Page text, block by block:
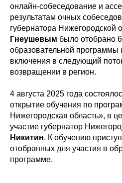
онлайн-собеседование и
результатам очных
губернатора Нижегородской
Гнеушевым было отобрано
образовательной программы
включения в следующий
возвращении в регион.
4 августа 2025 года
открытие обучения по
Нижегородская область», в
участие губернатор
Никитин. К обучению
отобранных для участия в
программе.